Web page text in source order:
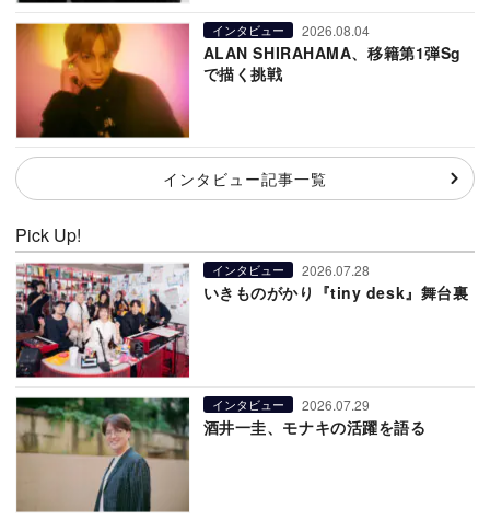
インタビュー 2026.08.04
ALAN SHIRAHAMA、移籍第1弾Sg
で描く挑戦
インタビュー記事一覧
Pick Up!
インタビュー 2026.07.28
いきものがかり『tiny desk』舞台裏
インタビュー 2026.07.29
酒井一圭、モナキの活躍を語る